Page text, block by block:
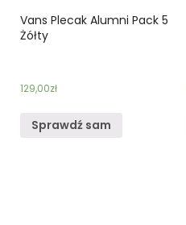
Vans Plecak Alumni Pack 5
Żółty
129,00zł
Sprawdź sam